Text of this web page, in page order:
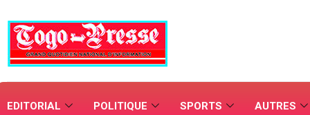
EDITORIAL POLITIQUE SPORTS AUTRES